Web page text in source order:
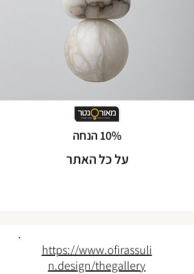
10% הנחה
על כל האתר
https://www.ofirassuli
n.design/thegallery